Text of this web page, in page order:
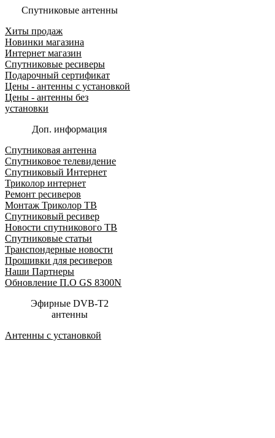
Спутниковые антенны
Хиты продаж
Новинки магазина
Интернет магазин
Спутниковые ресиверы
Подарочный сертификат
Цены - антенны с установкой
Цены - антенны без
установки
Доп. информация
Спутниковая антенна
Спутниковое телевидение
Спутниковый Интернет
Триколор интернет
Ремонт ресиверов
Монтаж Триколор ТВ
Спутниковый ресивер
Новости спутникового ТВ
Спутниковые статьи
Транспондерные новости
Прошивки для ресиверов
Наши Партнеры
Обновление П.О GS 8300N
Эфирные DVB-T2
антенны
Антенны с установкой